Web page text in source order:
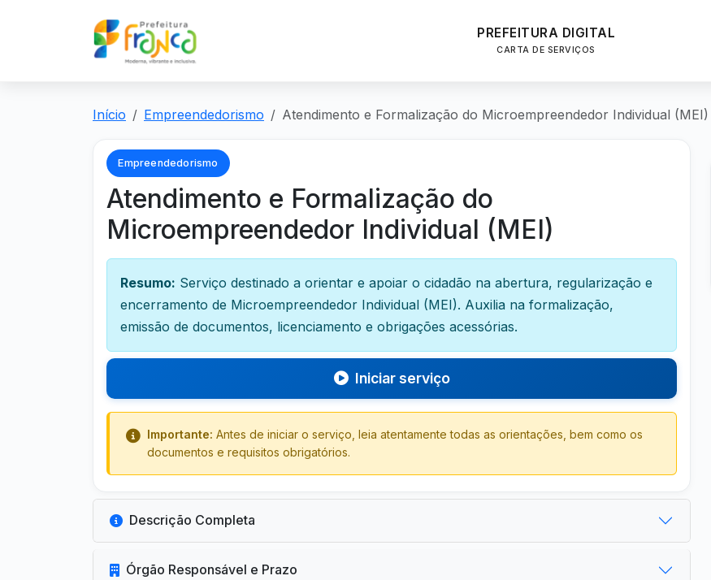
PREFEITURA DIGITAL
CARTA DE SERVIÇOS
Início Empreendedorismo Atendimento e Formalização do Microempreendedor Individual (MEI)
Empreendedorismo
Atendimento e Formalização do
Microempreendedor Individual (MEI)
Resumo: Serviço destinado a orientar e apoiar o cidadão na abertura, regularização e
encerramento de Microempreendedor Individual (MEI). Auxilia na formalização,
emissão de documentos, licenciamento e obrigações acessórias.
Iniciar serviço
Importante: Antes de iniciar o serviço, leia atentamente todas as orientações, bem como os
documentos e requisitos obrigatórios.
Descrição Completa
Órgão Responsável e Prazo